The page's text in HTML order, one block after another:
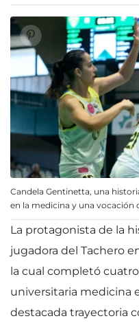
Candela Gentinetta, una
en la medicina y una vocación
La protagonista de la
jugadora del Tachero
la cual completó
universitaria medicina
destacada trayectoria